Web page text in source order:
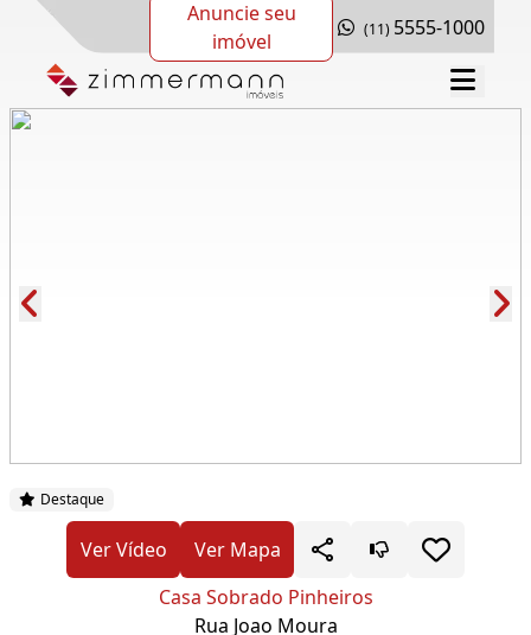
Anuncie seu
imóvel
(11) 5555-1000
Destaque
Ver Vídeo
Ver Mapa
Casa Sobrado Pinheiros
Rua Joao Moura